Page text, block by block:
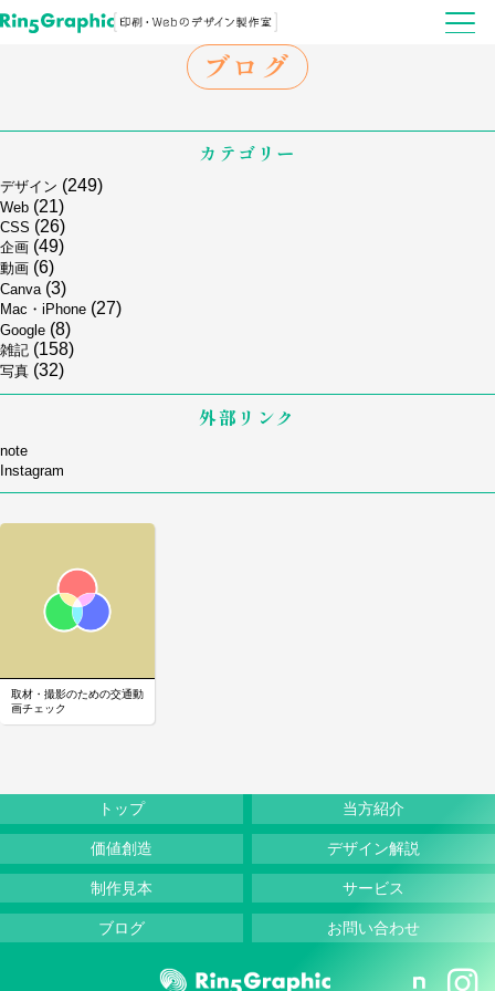
ブログ
カテゴリー
デザイン (249)
Web (21)
CSS (26)
企画 (49)
動画 (6)
Canva (3)
Mac・iPhone (27)
Google (8)
雑記 (158)
写真 (32)
外部リンク
note
Instagram
取材・撮影のための交通動
画チェック
トップ 当方紹介
価値創造 デザイン解説
制作見本 サービス
ブログ お問い合わせ